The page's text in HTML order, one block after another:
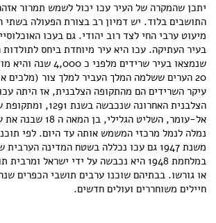
יתכן שהמקרה של העיר עכו יכול לשמש תמרור
התושבים בלוד. יש דמיון רב בצורת הפעולה בשתי
מיעוט ערבי החי לצד רוב יהודי. גם בעכו
בעיר העתיקה. עכו היא עיר מיוחדת ביחס
שנמצאו בעיר שרידים
20 הערים ששלמה המלך העביר למלך צור (מלכים
עיקר השרידים הם מהתקופה הצלבנית, אז היתה
הצלבנית האחרונה
אל-עומר, השליט
נמלה לנמל מרכזי המשמש אותה עד היום. לפי
משנת 1947 גם עכו נכללה בשטח המדינה
במלחמת 1948 היא נכבשה על ידי ישראל
או גורשו. בבתיהם שוכנו ערבים תושבי הכפרים
חיילים משוחררים ועולים חדשים.